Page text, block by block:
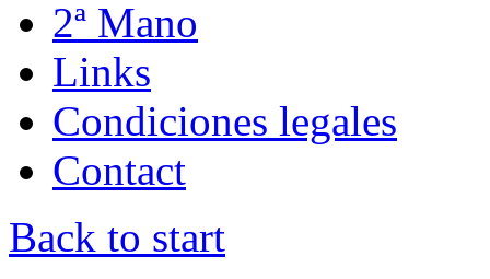
2ª Mano
Links
Condiciones legales
Contact
Back to start